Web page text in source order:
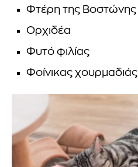
Φτέρη της Βοστώνης
Ορχιδέα
Φυτό φιλίας
Φοίνικας χουρμαδιάς